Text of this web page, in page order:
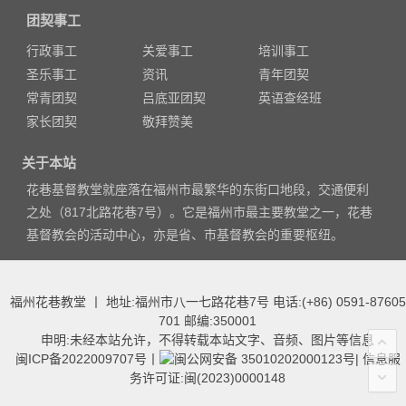
团契事工
行政事工 关爱事工
培训事工
圣乐事工
资讯
青年团契
常青团契
吕底亚团契
英语查经班
家长团契
敬拜赞美
关于本站
花巷基督教堂就座落在福州市最繁华的东街口地段，交通便利
之处（817北路花巷7号）。它是福州市最主要教堂之一，花巷
基督教会的活动中心，亦是省、市基督教会的重要枢纽。
福州花巷教堂 丨 地址:福州市八一七路花巷7号 电话:(+86) 0591-87605
701 邮编:350001
申明:未经本站允许，不得转载本站文字、音频、图片等信息
闽ICP备2022009707号
闽公网安备 35010202000123号| 信息服
务许可证:闽(2023)0000148